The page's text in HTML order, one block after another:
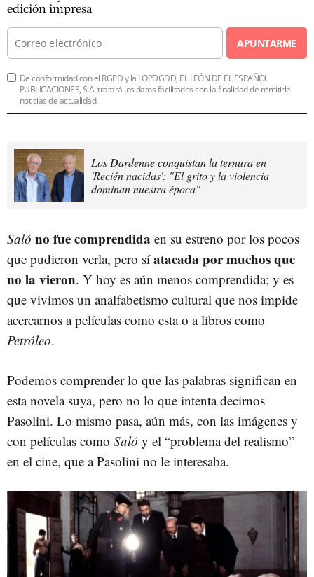
edición impresa
APUNTARME
De conformidad con el RGPD y la LOPDGDD, EL LEÓN DE EL ESPAÑOL
PUBLICACIONES, S.A. tratará los datos facilitados con la finalidad de remitirle
noticias de actualidad.
Los Dardenne conquistan la ternura en
'Recién nacidas': "El grito y la violencia
dominan nuestra época"
Saló no fue comprendida en su estreno por los pocos
que pudieron verla, pero síatacada por muchos que
no la vieron. Y hoy es aún menos comprendida; y es
que vivimos un analfabetismo cultural que nos impide
acercarnos a películas como esta o a libros como
Petróleo.
Podemos comprender lo que las palabras significan en
esta novela suya, pero no lo que intenta decirnos
Pasolini. Lo mismo pasa, aún más, con las imágenes y
con películas como Saló y el “problema del realismo”
en el cine, que a Pasolini no le interesaba.